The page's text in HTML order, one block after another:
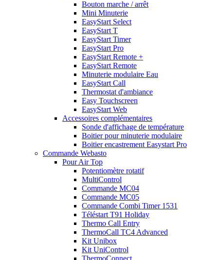
Bouton marche / arrêt
Mini Minuterie
EasyStart Select
EasyStart T
EasyStart Timer
EasyStart Pro
EasyStart Remote +
EasyStart Remote
Minuterie modulaire Eau
EasyStart Call
Thermostat d'ambiance
Easy Touchscreen
EasyStart Web
Accessoires complémentaires
Sonde d'affichage de température
Boitier pour minuterie modulaire
Boitier encastrement Easystart Pro
Commande Webasto
Pour Air Top
Potentiomètre rotatif
MultiControl
Commande MC04
Commande MC05
Commande Combi Timer 1531
Téléstart T91 Holiday
Thermo Call Entry
ThermoCall TC4 Advanced
Kit Unibox
Kit UniControl
ThermoConnect